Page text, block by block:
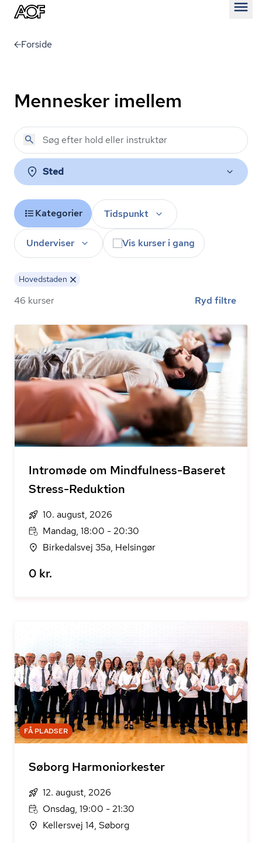
Forside
Mennesker imellem
Sted
Kategorier Tidspunkt
Underviser Vis kurser i gang
Hovedstaden
46 kurser Ryd filtre
Intromøde om Mindfulness-Baseret
Stress-Reduktion
10. august, 2026
Mandag, 18:00 - 20:30
Birkedalsvej 35a, Helsingør
0 kr.
FÅ PLADSER
Søborg Harmoniorkester
12. august, 2026
Onsdag, 19:00 - 21:30
Kellersvej 14, Søborg